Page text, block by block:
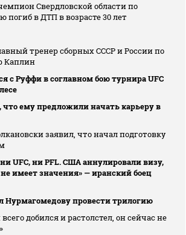
Свердловской области по
погиб в ДТП в возрасте 30 лет
тренер сборных СССР и России по
Каплин
с Руффи в соглавном бою турнира UFC
что ему предложили начать карьеру в
заявил, что начал подготовку
UFC, ни PFL. США аннулировали визу,
имеет значения» — иранский боец
Нурмагомедову провести трилогию
добился и растолстел, он сейчас не